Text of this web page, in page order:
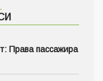
Права пассажира